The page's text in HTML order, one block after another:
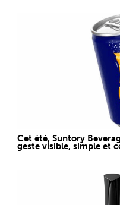
Cet été, Suntory
geste visible, simple et